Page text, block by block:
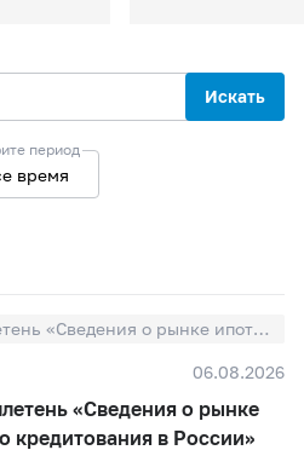
Искать
период
время
Информационный бюллетень «Сведения о рынке ипотечного жилищного кредитования в России»
06.08.2026
«Сведения о рынке
кредитования в России»